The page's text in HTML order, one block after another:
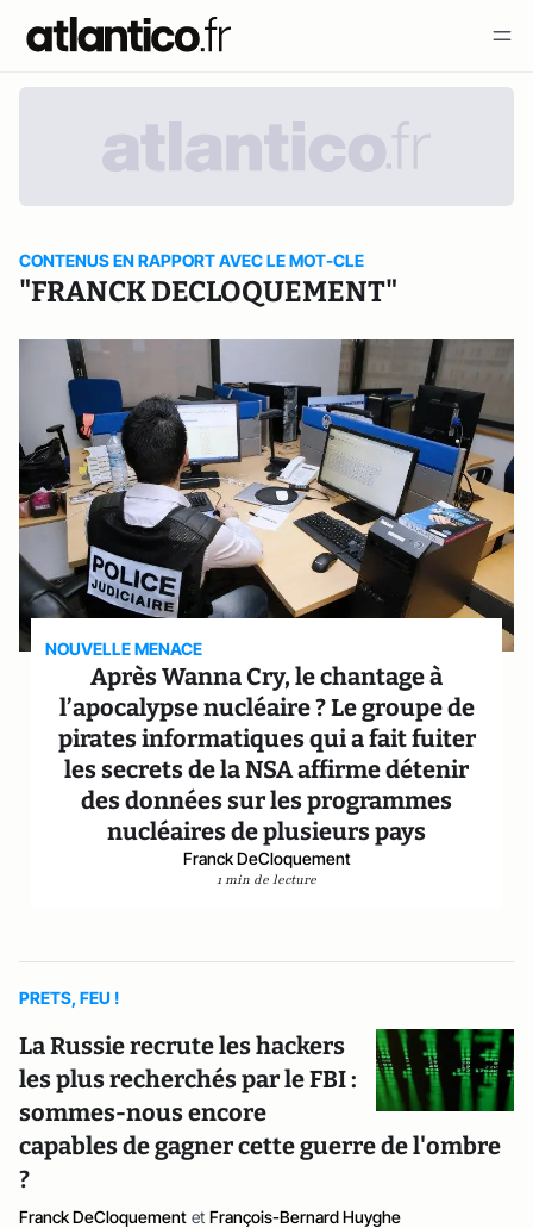
CONTENUS EN RAPPORT AVEC LE MOT-CLE
"FRANCK DECLOQUEMENT"
NOUVELLE MENACE
Après Wanna Cry, le chantage à
l’apocalypse nucléaire ? Le groupe de
pirates informatiques qui a fait fuiter
les secrets de la NSA affirme détenir
des données sur les programmes
nucléaires de plusieurs pays
Franck DeCloquement
1 min de lecture
PRETS, FEU !
La Russie recrute les hackers
les plus recherchés par le FBI :
sommes-nous encore
capables de gagner cette guerre de l'ombre
?
Franck DeCloquement et François-Bernard Huyghe